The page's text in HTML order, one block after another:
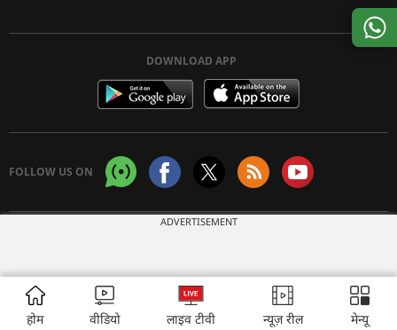
DOWNLOAD APP
FOLLOW US ON
ADVERTISEMENT
होम वीडियो लाइव टीवी न्यूज़ रील मेन्यू